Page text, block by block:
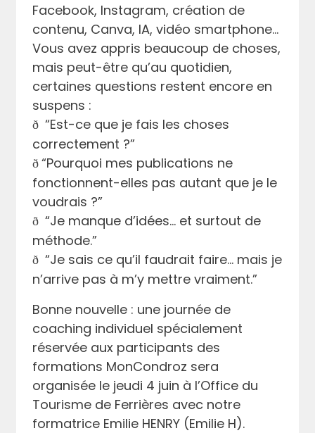
Facebook, Instagram, création de
contenu, Canva, IA, vidéo smartphone…
Vous avez appris beaucoup de choses,
mais peut-être qu’au quotidien,
certaines questions restent encore en
suspens :
ð “Est-ce que je fais les choses
correctement ?”
ð “Pourquoi mes publications ne
fonctionnent-elles pas autant que je le
voudrais ?”
ð “Je manque d’idées… et surtout de
méthode.”
ð “Je sais ce qu’il faudrait faire… mais je
n’arrive pas à m’y mettre vraiment.”
Bonne nouvelle : une journée de
coaching individuel spécialement
réservée aux participants des
formations MonCondroz sera
organisée le jeudi 4 juin à l’Office du
Tourisme de Ferrières avec notre
formatrice Emilie HENRY (Emilie H).